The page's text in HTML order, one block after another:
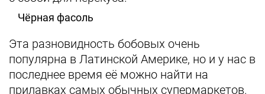
Чёрная фасоль
Эта разновидность бобовых очень
популярна в Латинской Америке, но и у нас в
последнее время её можно найти на
прилавках самых обычных супермаркетов.